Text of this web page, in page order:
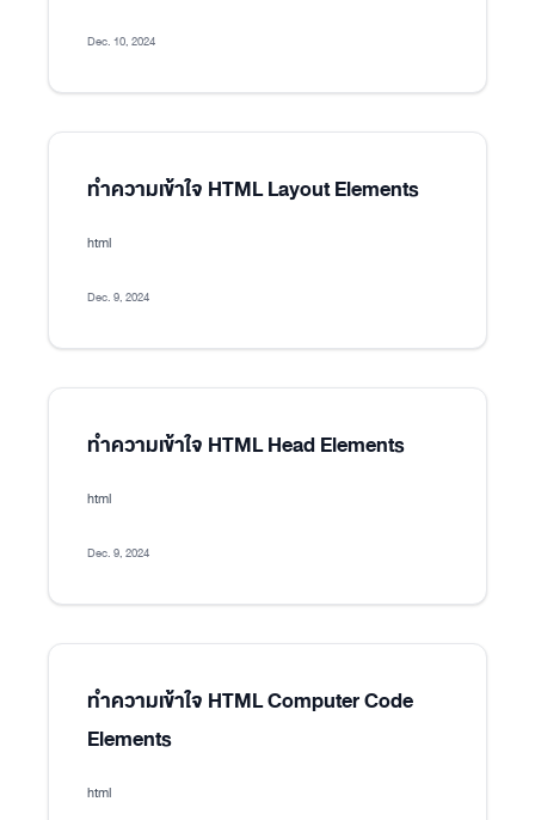
Dec. 10, 2024
ทำความเข้าใจ HTML Layout Elements
html
Dec. 9, 2024
ทำความเข้าใจ HTML Head Elements
html
Dec. 9, 2024
ทำความเข้าใจ HTML Computer Code
Elements
html